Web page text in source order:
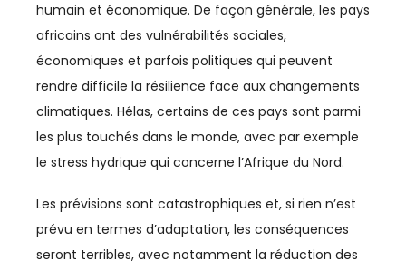
INFRASTRUCTURES
INNOVATION
INVESTISSEMENT
INVESTISSEMENTS
JURIDIQUE / FISCAL
humain et économique. De façon générale, les pays
africains ont des vulnérabilités sociales,
économiques et parfois politiques qui peuvent
rendre difficile la résilience face aux changements
climatiques. Hélas, certains de ces pays sont parmi
les plus touchés dans le monde, avec par exemple
le stress hydrique qui concerne l’Afrique du Nord.
Les prévisions sont catastrophiques et, si rien n’est
prévu en termes d’adaptation, les conséquences
seront terribles, avec notamment la réduction des